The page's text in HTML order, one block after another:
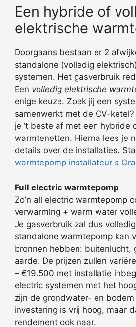
Een hybride of
elektrische
Doorgaans bestaan er 2
standalone (volledig
systemen. Het gasverbruik
Een volledig elektrische
enige keuze. Zoek jij een
samenwerkt met de CV-
je ‘t beste af met een hybride
warmtenetten. Hierna lees je
details over de installaties.
warmtepomp installateur s
Full electric warmtepomp
Zo’n all electric warmtepomp
verwarming + warm water
Je gasverbruik zal dus
standalone warmtepomp kan
bronnen hebben: buitenlucht,
aarde. De prijzen zullen
– €19.500 met installatie
electric systemen met het
zijn de grondwater- en bodem
investering is vrij hoog, maar
rendement ook naar.